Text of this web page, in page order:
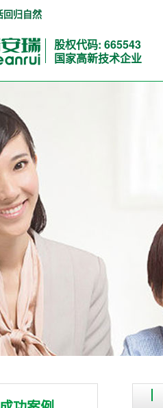
回归自然
股权代码: 665543
国家高新技术企业